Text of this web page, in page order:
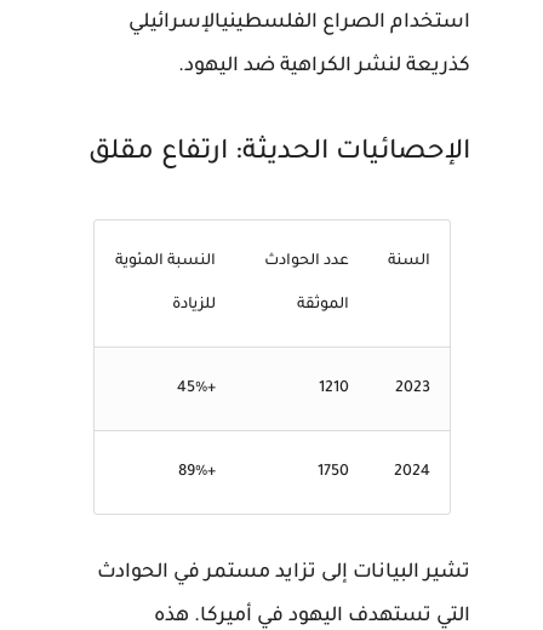
استخدام الصراع الفلسطينيالإسرائيلي
كذريعة لنشر الكراهية ضد اليهود.
الإحصائيات الحديثة: ارتفاع مقلق
السنة عدد الحوادث
الموثقة
النسبة المئوية
للزيادة
2023
1210
+45%
2024
1750
+89%
تشير البيانات إلى تزايد مستمر في الحوادث
التي تستهدف اليهود في أميركا. هذه